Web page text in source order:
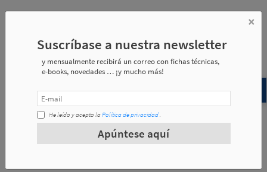
(EE-203) BLN-20, BIN-20
(EE-323) BLN-32, BIN-32
(EE-403) BLN-40, BIN-40
×
Suscríbase a nuestra newsletter
y mensualmente recibirá un correo con fichas técnicas,
e-books, novedades … ¡y mucho más!
He leído y acepto laPolítica de privacidad.
Apúntese aquí